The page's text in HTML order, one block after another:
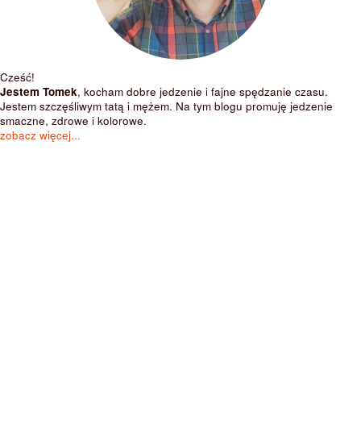
Cześć!
Jestem Tomek, kocham dobre jedzenie i fajne spędzanie czasu.
Jestem szczęśliwym tatą i mężem. Na tym blogu promuję jedzenie
smaczne, zdrowe i kolorowe.
zobacz więcej...